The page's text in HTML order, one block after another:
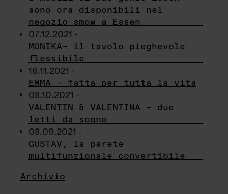
sono ora disponibili nel
negozio smow a Essen
07.12.2021 -
MONIKA– il tavolo pieghevole
flessibile
16.11.2021 -
EMMA – fatta per tutta la vita
08.10.2021 -
VALENTIN & VALENTINA – due
letti da sogno
08.09.2021 -
GUSTAV, la parete
multifunzionale convertibile
Archivio